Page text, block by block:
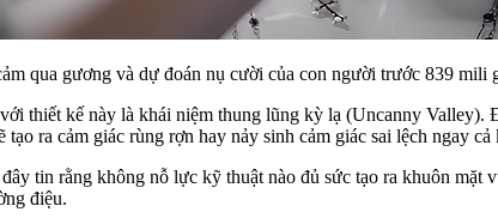
qua gương và dự đoán nụ cười của con người trước 839 mili
thiết kế này là khái niệm thung lũng kỳ lạ (Uncanny
ra cảm giác rùng rợn hay nảy sinh cảm giác sai lệch ngay
tin rằng không nỗ lực kỹ thuật nào đủ sức tạo ra khuôn
điệu.